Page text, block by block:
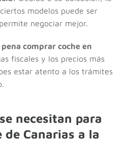
modelos puede ser
negociar mejor.
comprar coche en
fiscales y los precios más
estar atento a los trámites
necesitan para
de Canarias a la